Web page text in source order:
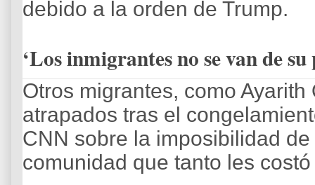
debido a la orden de Trump.
‘Los inmigrantes no se van de
Otros migrantes, como
atrapados tras el
CNN sobre la imposibilidad
comunidad que tanto les